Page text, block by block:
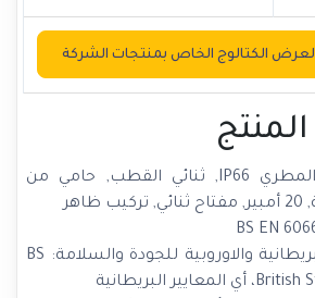
الكتالوج الخاص بمنتجات الشركة
مفتاح الفنار المطري IP66, ثنائي القطب, حامي من
المواصفات البريطانية والاوروبية للجودة والسلامة: BS